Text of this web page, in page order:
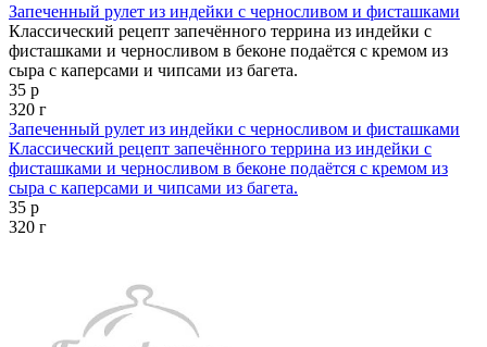
Запеченный рулет из индейки с черносливом и фисташками
Классический рецепт запечённого террина из индейки с
фисташками и черносливом в беконе подаётся с кремом из
сыра с каперсами и чипсами из багета.
35 р
320 г
Запеченный рулет из индейки с черносливом и фисташками
Классический рецепт запечённого террина из индейки с
фисташками и черносливом в беконе подаётся с кремом из
сыра с каперсами и чипсами из багета.
35 р
320 г